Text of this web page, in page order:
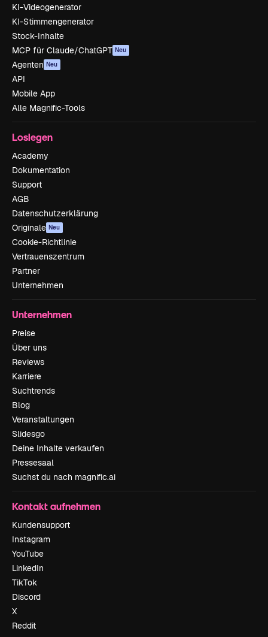
KI-Videogenerator
KI-Stimmengenerator
Stock-Inhalte
MCP für Claude/ChatGPT Neu
Agenten Neu
API
Mobile App
Alle Magnific-Tools
Loslegen
Academy
Dokumentation
Support
AGB
Datenschutzerklärung
Originale Neu
Cookie-Richtlinie
Vertrauenszentrum
Partner
Unternehmen
Unternehmen
Preise
Über uns
Reviews
Karriere
Suchtrends
Blog
Veranstaltungen
Slidesgo
Deine Inhalte verkaufen
Pressesaal
Suchst du nach magnific.ai
Kontakt aufnehmen
Kundensupport
Instagram
YouTube
LinkedIn
TikTok
Discord
X
Reddit